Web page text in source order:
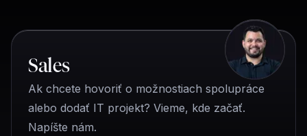
Rýchly kontakt
Sales
Ak chcete hovoriť o možnostiach spolupráce
alebo dodať IT projekt? Vieme, kde začať.
Napíšte nám.